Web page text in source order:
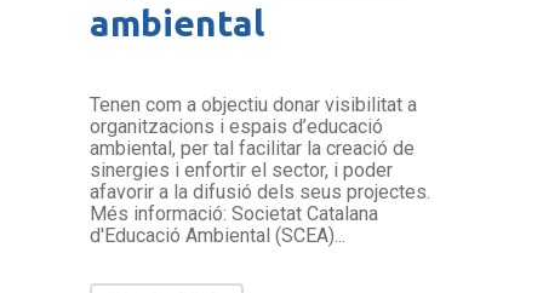
ambiental
Tenen com a objectiu donar visibilitat a
organitzacions i espais d’educació
ambiental, per tal facilitar la creació de
sinergies i enfortir el sector, i poder
afavorir a la difusió dels seus projectes.
Més informació: Societat Catalana
d'Educació Ambiental (SCEA)...